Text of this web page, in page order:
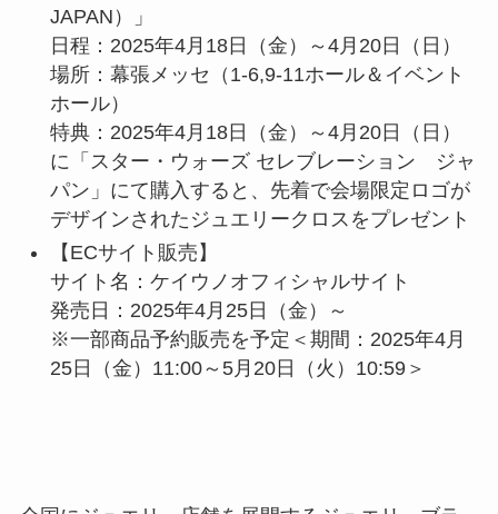
JAPAN）」
日程：2025年4月18日（金）～4月20日（日）
場所：幕張メッセ（1-6,9-11ホール＆イベント
ホール）
特典：2025年4月18日（金）～4月20日（日）
に「スター・ウォーズ セレブレーション ジャ
パン」にて購入すると、先着で会場限定ロゴが
デザインされたジュエリークロスをプレゼント
【ECサイト販売】
サイト名：ケイウノオフィシャルサイト
発売日：2025年4月25日（金）～
※一部商品予約販売を予定＜期間：2025年4月
25日（金）11:00～5月20日（火）10:59＞